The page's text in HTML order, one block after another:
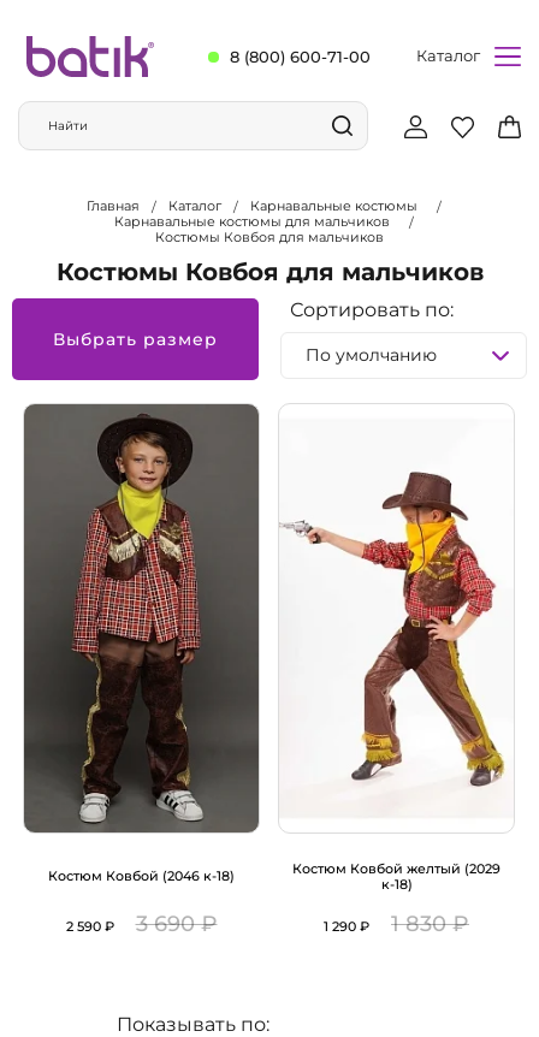
8 (800) 600-71-00 Каталог
Главная Каталог
Карнавальные костюмы
Карнавальные костюмы для мальчиков
Костюмы Ковбоя для мальчиков
Костюмы Ковбоя для мальчиков
Выбрать размер
Сортировать по:
Костюм Ковбой (2046 к-18)
2 590 ₽ 3 690 ₽
Костюм Ковбой желтый (2029
к-18)
1 290 ₽ 1 830 ₽
Показывать по: